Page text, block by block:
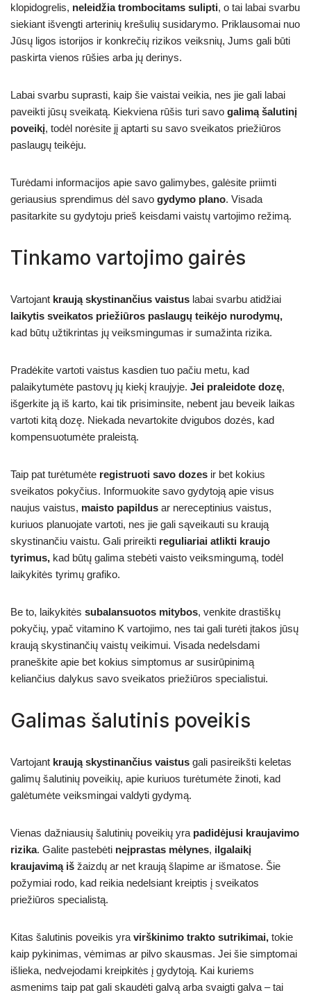
klopidogrelis, neleidžia trombocitams sulipti, o tai labai svarbu
siekiant išvengti arterinių krešulių susidarymo. Priklausomai nuo
Jūsų ligos istorijos ir konkrečių rizikos veiksnių, Jums gali būti
paskirta vienos rūšies arba jų derinys.
Labai svarbu suprasti, kaip šie vaistai veikia, nes jie gali labai
paveikti jūsų sveikatą. Kiekviena rūšis turi savo galimą šalutinį
poveikį, todėl norėsite jį aptarti su savo sveikatos priežiūros
paslaugų teikėju.
Turėdami informacijos apie savo galimybes, galėsite priimti
geriausius sprendimus dėl savo gydymo plano. Visada
pasitarkite su gydytoju prieš keisdami vaistų vartojimo režimą.
Tinkamo vartojimo gairės
Vartojant kraują skystinančius vaistus labai svarbu atidžiai
laikytis sveikatos priežiūros paslaugų teikėjo nurodymų,
kad būtų užtikrintas jų veiksmingumas ir sumažinta rizika.
Pradėkite vartoti vaistus kasdien tuo pačiu metu, kad
palaikytumėte pastovų jų kiekį kraujyje. Jei praleidote dozę,
išgerkite ją iš karto, kai tik prisiminsite, nebent jau beveik laikas
vartoti kitą dozę. Niekada nevartokite dvigubos dozės, kad
kompensuotumėte praleistą.
Taip pat turėtumėte registruoti savo dozes ir bet kokius
sveikatos pokyčius. Informuokite savo gydytoją apie visus
naujus vaistus, maisto papildus ar nereceptinius vaistus,
kuriuos planuojate vartoti, nes jie gali sąveikauti su kraują
skystinančiu vaistu. Gali prireikti reguliariai atlikti kraujo
tyrimus, kad būtų galima stebėti vaisto veiksmingumą, todėl
laikykitės tyrimų grafiko.
Be to, laikykitės subalansuotos mitybos, venkite drastiškų
pokyčių, ypač vitamino K vartojimo, nes tai gali turėti įtakos jūsų
kraują skystinančių vaistų veikimui. Visada nedelsdami
praneškite apie bet kokius simptomus ar susirūpinimą
keliančius dalykus savo sveikatos priežiūros specialistui.
Galimas šalutinis poveikis
Vartojant kraują skystinančius vaistus gali pasireikšti keletas
galimų šalutinių poveikių, apie kuriuos turėtumėte žinoti, kad
galėtumėte veiksmingai valdyti gydymą.
Vienas dažniausių šalutinių poveikių yra padidėjusi kraujavimo
rizika. Galite pastebėti neįprastas mėlynes, ilgalaikį
kraujavimą iš žaizdų ar net kraują šlapime ar išmatose. Šie
požymiai rodo, kad reikia nedelsiant kreiptis į sveikatos
priežiūros specialistą.
Kitas šalutinis poveikis yra virškinimo trakto sutrikimai, tokie
kaip pykinimas, vėmimas ar pilvo skausmas. Jei šie simptomai
išlieka, nedvejodami kreipkitės į gydytoją. Kai kuriems
asmenims taip pat gali skaudėti galvą arba svaigti galva – tai